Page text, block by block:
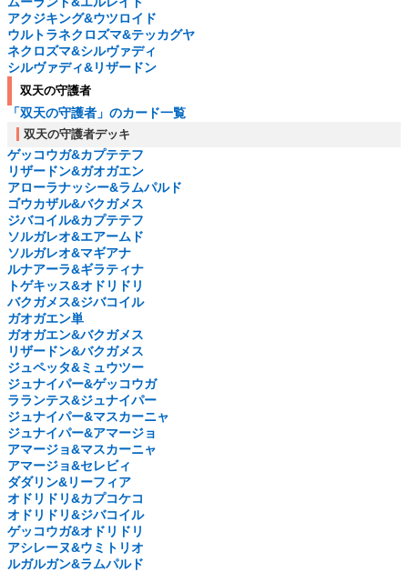
アクジキング&ウツロイド
ウルトラネクロズマ&テッカグヤ
ネクロズマ&シルヴァディ
シルヴァディ&リザードン
双天の守護者
「双天の守護者」のカード一覧
双天の守護者デッキ
ゲッコウガ&カプテテフ
リザードン&ガオガエン
アローラナッシー&ラムパルド
ゴウカザル&バクガメス
ジバコイル&カプテテフ
ソルガレオ&エアームド
ソルガレオ&マギアナ
ルナアーラ&ギラティナ
トゲキッス&オドリドリ
バクガメス&ジバコイル
ガオガエン単
ガオガエン&バクガメス
リザードン&バクガメス
ジュペッタ&ミュウツー
ジュナイパー&ゲッコウガ
ラランテス&ジュナイパー
ジュナイパー&マスカーニャ
ジュナイパー&アマージョ
アマージョ&マスカーニャ
アマージョ&セレビィ
ダダリン&リーフィア
オドリドリ&カプコケコ
オドリドリ&ジバコイル
ゲッコウガ&オドリドリ
アシレーヌ&ウミトリオ
ルガルガン&ラムパルド